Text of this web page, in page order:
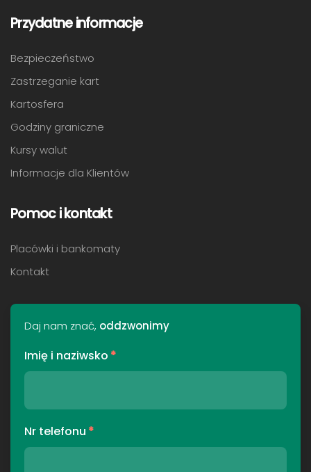
Przydatne informacje
Bezpieczeństwo
Zastrzeganie kart
Kartosfera
Godziny graniczne
Kursy walut
Informacje dla Klientów
Pomoc i kontakt
Placówki i bankomaty
Kontakt
Daj nam znać, oddzwonimy
Imię i naziwsko *
Nr telefonu *